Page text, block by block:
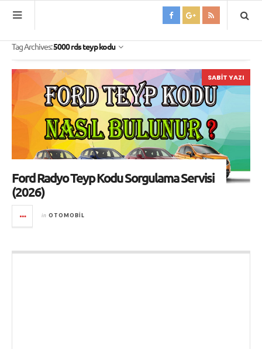
Tag Archives:5000 rds teyp kodu
SABIT YAZI
Ford Radyo Teyp Kodu Sorgulama Servisi
(2026)
in OTOMOBIL